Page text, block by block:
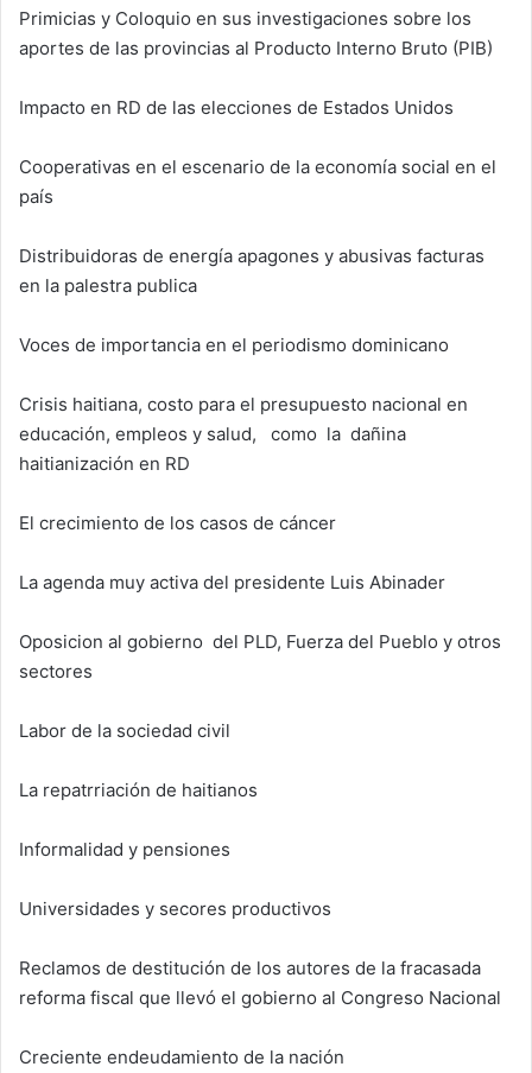
Primicias y Coloquio en sus investigaciones sobre los
aportes de las provincias al Producto Interno Bruto (PIB)
Impacto en RD de las elecciones de Estados Unidos
Cooperativas en el escenario de la economía social en el
país
Distribuidoras de energía apagones y abusivas facturas
en la palestra publica
Voces de importancia en el periodismo dominicano
Crisis haitiana, costo para el presupuesto nacional en
educación, empleos y salud, como la dañina
haitianización en RD
El crecimiento de los casos de cáncer
La agenda muy activa del presidente Luis Abinader
Oposicion al gobierno del PLD, Fuerza del Pueblo y otros
sectores
Labor de la sociedad civil
La repatrriación de haitianos
Informalidad y pensiones
Universidades y secores productivos
Reclamos de destitución de los autores de la fracasada
reforma fiscal que llevó el gobierno al Congreso Nacional
Creciente endeudamiento de la nación